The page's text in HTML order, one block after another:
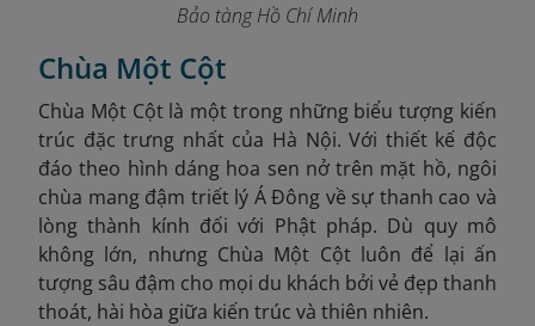
Bảo tàng Hồ Chí Minh
Chùa Một Cột
Chùa Một Cột là một trong những biểu tượng kiến
trúc đặc trưng nhất của Hà Nội. Với thiết kế độc
đáo theo hình dáng hoa sen nở trên mặt hồ, ngôi
chùa mang đậm triết lý Á Đông về sự thanh cao và
lòng thành kính đối với Phật pháp. Dù quy mô
không lớn, nhưng Chùa Một Cột luôn để lại ấn
tượng sâu đậm cho mọi du khách bởi vẻ đẹp thanh
thoát, hài hòa giữa kiến trúc và thiên nhiên.